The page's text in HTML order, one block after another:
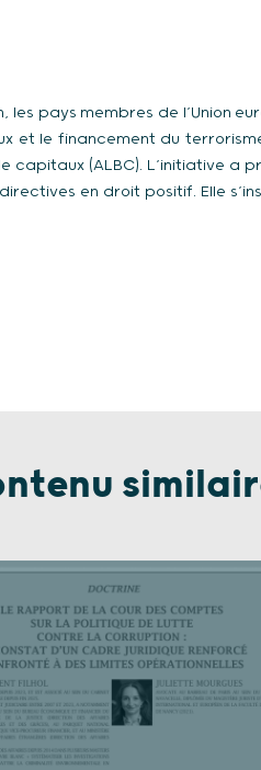
les pays membres de l’Union
le financement du
capitaux (ALBC). L’initiative a
en droit positif. Elle